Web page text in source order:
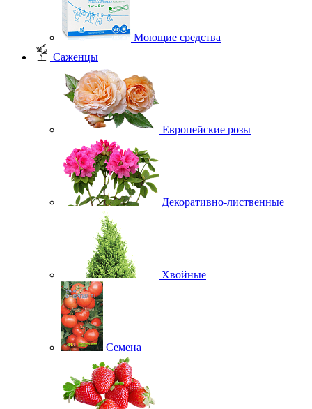
Моющие средства
Саженцы
Европейские розы
Декоративно-лиственные
Хвойные
Семена